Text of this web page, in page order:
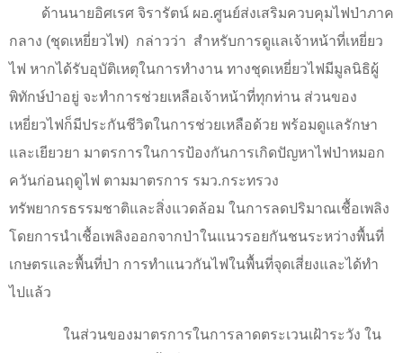
ด้านนายอิศเรศ จิรารัตน์ ผอ.ศูนย์ส่งเสริมควบคุมไฟป่าภาค
กลาง (ชุดเหยี่ยวไฟ) กล่าวว่า สำหรับการดูแลเจ้าหน้าที่เหยี่ยว
ไฟ หากได้รับอุบัติเหตุในการทำงาน ทางชุดเหยี่ยวไฟมีมูลนิธิผู้
พิทักษ์ป่าอยู่ จะทำการช่วยเหลือเจ้าหน้าที่ทุกท่าน ส่วนของ
เหยี่ยวไฟก็มีประกันชีวิตในการช่วยเหลือด้วย พร้อมดูแลรักษา
และเยียวยา มาตรการในการป้องกันการเกิดปัญหาไฟป่าหมอก
ควันก่อนฤดูไฟ ตามมาตรการ รมว.กระทรวง
ทรัพยากรธรรมชาติและสิ่งแวดล้อม ในการลดปริมาณเชื้อเพลิง
โดยการนำเชื้อเพลิงออกจากป่าในแนวรอยกันชนระหว่างพื้นที่
เกษตรและพื้นที่ป่า การทำแนวกันไฟในพื้นที่จุดเสี่ยงและได้ทำ
ไปแล้ว
ในส่วนของมาตรการในการลาดตระเวนเฝ้าระวัง ใน